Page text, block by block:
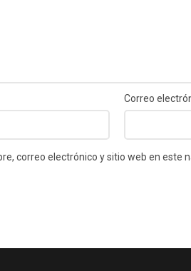
Correo
correo electrónico y sitio web en este